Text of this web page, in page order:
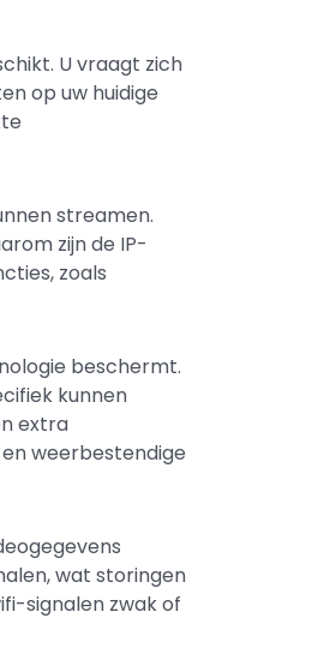
U vraagt zich
op uw huidige
streamen.
zijn de IP-
zoals
beschermt.
kunnen
extra
weerbestendige
wat storingen
signalen zwak of